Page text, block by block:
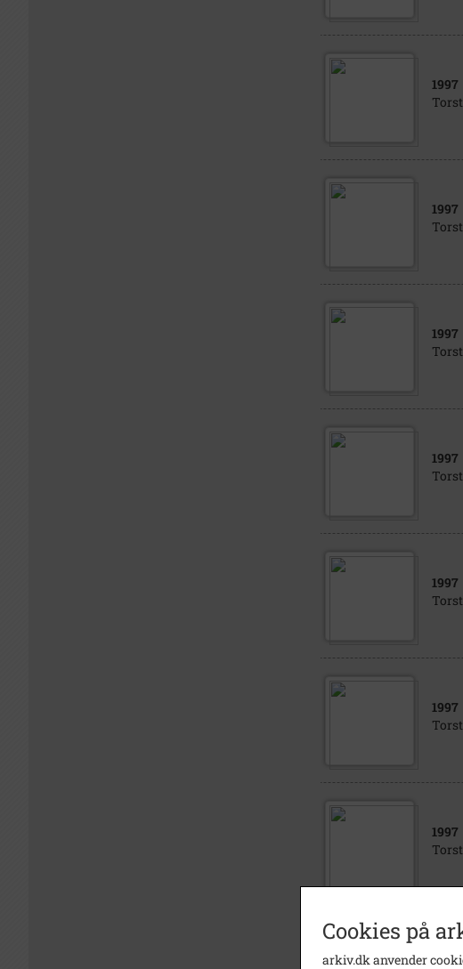
1997
1997
1997
1997
1997
1997
1997
1997
Cookies på
arkiv.dk anvender